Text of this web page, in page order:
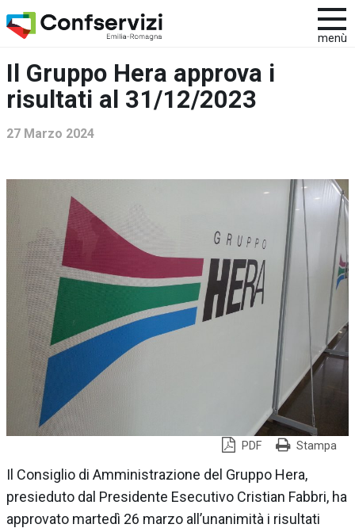
menù
Il Gruppo Hera approva i
risultati al 31/12/2023
27 Marzo 2024
PDF Stampa
Il Consiglio di Amministrazione del Gruppo Hera,
presieduto dal Presidente Esecutivo Cristian Fabbri, ha
approvato martedì 26 marzo all’unanimità i risultati